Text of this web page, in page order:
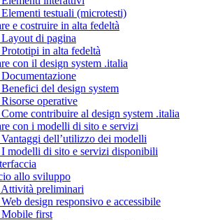
testuali (microtesti)
e costruire in alta fedeltà
di pagina
in alta fedeltà
con il design system .italia
del design system
operative
contribuire al design system .italia
con i modelli di sito e servizi
dell’utilizzo dei modelli
modelli di sito e servizi disponibili
allo sviluppo
preliminari
design responsivo e accessibile
first